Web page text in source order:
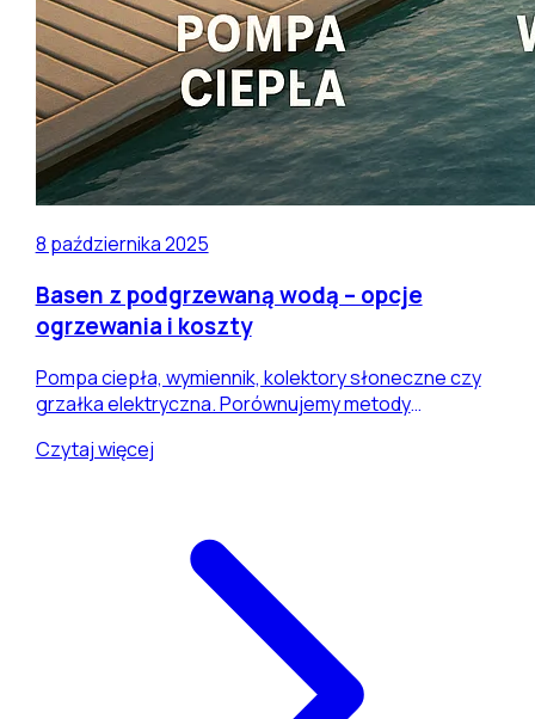
8 października 2025
Basen z podgrzewaną wodą – opcje
ogrzewania i koszty
Pompa ciepła, wymiennik, kolektory słoneczne czy
grzałka elektryczna. Porównujemy metody
koszty inwestycji i użytkowania w warunkach
Czytaj więcej